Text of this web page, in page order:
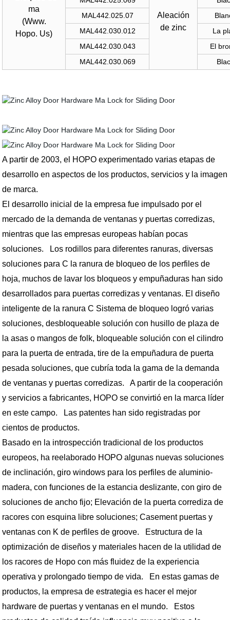
ma
(Www.
Hopo. Us)
Aleación
de zinc
MAL442.025.07
MAL442.030.012
La
MAL442.030.043
El
MAL442.030.069
A partir de 2003, el HOPO experimentado varias etapas de
desarrollo en aspectos de los productos, servicios y la imagen
de marca.
El desarrollo inicial de la empresa fue impulsado por el
mercado de la demanda de ventanas y puertas corredizas,
mientras que las empresas europeas habían pocas
soluciones. Los rodillos para diferentes ranuras, diversas
soluciones para C la ranura de bloqueo de los perfiles de
hoja, muchos de lavar los bloqueos y empuñaduras han sido
desarrollados para puertas corredizas y ventanas. El diseño
inteligente de la ranura C Sistema de bloqueo logró varias
soluciones, desbloqueable solución con husillo de plaza de
la asas o mangos de folk, bloqueable solución con el cilindro
para la puerta de entrada, tire de la empuñadura de puerta
pesada soluciones, que cubría toda la gama de la demanda
de ventanas y puertas corredizas. A partir de la cooperación
y servicios a fabricantes, HOPO se convirtió en la marca líder
en este campo. Las patentes han sido registradas por
cientos de productos.
Basado en la introspección tradicional de los productos
europeos, ha reelaborado HOPO algunas nuevas soluciones
de inclinación, giro windows para los perfiles de aluminio-
madera, con funciones de la estancia deslizante, con giro de
soluciones de ancho fijo; Elevación de la puerta corrediza de
racores con esquina libre soluciones; Casement puertas y
ventanas con K de perfiles de groove. Estructura de la
optimización de diseños y materiales hacen de la utilidad de
los racores de Hopo con más fluidez de la experiencia
operativa y prolongado tiempo de vida. En estas gamas de
productos, la empresa de estrategia es hacer el mejor
hardware de puertas y ventanas en el mundo. Estos